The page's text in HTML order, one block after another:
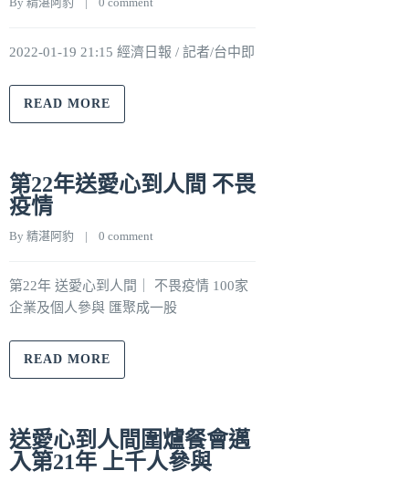
2022-01-19 21:15 經濟日報 / 記者/台中即
READ MORE
第22年送愛心到人間 不畏
疫情
By 精湛阿豹
    |
0 comment
第22年 送愛心到人間｜ 不畏疫情 100家
企業及個人參與 匯聚成一股
READ MORE
送愛心到人間圍爐餐會邁
入第21年 上千人參與